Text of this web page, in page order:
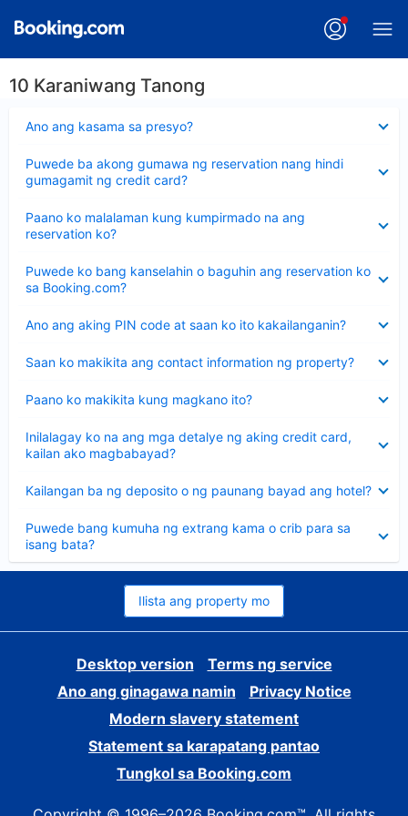
10 Karaniwang Tanong
Ano ang kasama sa presyo?
ang
Puwede ba akong gumawa ng reservation nang hindi
gumagamit ng credit card?
ang
sagot
Paano ko malalaman kung kumpirmado na ang
reservation ko?
ang
sagot
Puwede ko bang kanselahin o baguhin ang reservation ko
sa Booking.com?
ang
sagot
Ano ang aking PIN code at saan ko ito kakailanganin?
ang
Saan ko makikita ang contact information ng property?
ang
Paano ko makikita kung magkano ito?
ang
Inilalagay ko na ang mga detalye ng aking credit card,
kailan ako magbabayad?
ang
sagot
Kailangan ba ng deposito o ng paunang bayad ang hotel?
ang
Puwede bang kumuha ng extrang kama o crib para sa
isang bata?
ang
sagot
Ilista ang property mo
Desktop version
Terms ng service
Ano ang ginagawa namin
Privacy Notice
Modern slavery statement
Statement sa karapatang pantao
Tungkol sa Booking.com